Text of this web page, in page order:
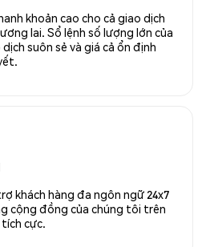
khoản cao cho cả giao dịch
lai. Sổ lệnh số lượng lớn của
suôn sẻ và giá cả ổn định
khách hàng đa ngôn ngữ 24x7
cộng đồng của chúng tôi trên
cực.